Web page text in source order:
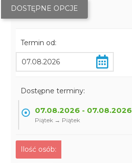
DOSTĘPNE OPCJE
Termin od:
Dostępne terminy:
07.08.2026 - 07.08.2026
Piątek → Piątek
Ilość osób: